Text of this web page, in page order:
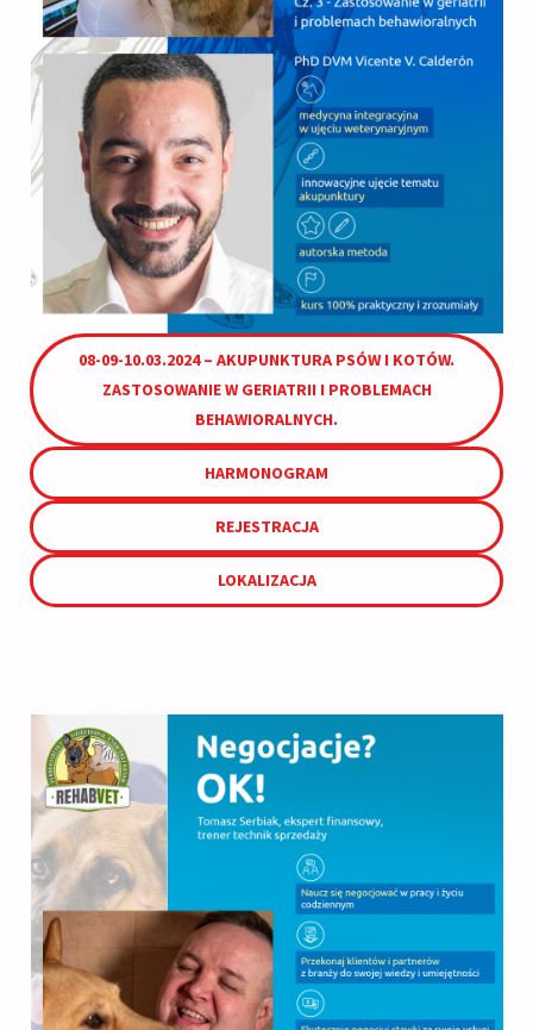
08-09-10.03.2024 – AKUPUNKTURA PSÓW I KOTÓW.
ZASTOSOWANIE W GERIATRII I PROBLEMACH
BEHAWIORALNYCH.
HARMONOGRAM
REJESTRACJA
LOKALIZACJA